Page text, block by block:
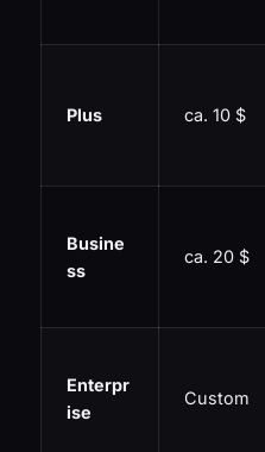
Plus ca. 10 $
Busine
ss
ca. 20 $
Enterpr
ise
Custom